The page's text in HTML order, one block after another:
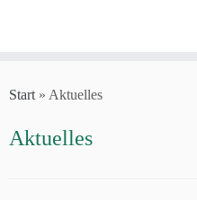
Start » Aktuelles
Aktuelles